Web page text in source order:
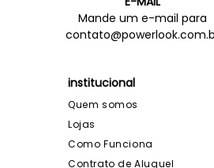
Mande um e-mail para
institucional
Quem somos
Lojas
Como Funciona
Contrato de Aluguel